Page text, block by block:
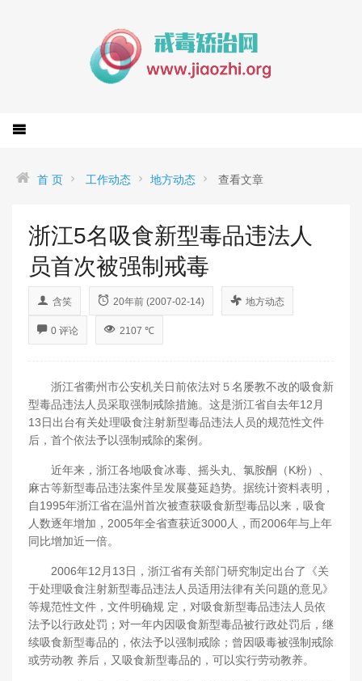
首 页 工作动态 地方动态 查看文章
浙江5名吸食新型毒品违法人
员首次被强制戒毒
含笑 20年前 (2007-02-14) 地方动态
0 评论 2107 ℃
浙江省衢州市公安机关日前依法对５名屡教不改的吸食新
型毒品违法人员采取强制戒除措施。这是浙江省自去年12月
13日出台有关处理吸食注射新型毒品违法人员的规范性文件
后，首个依法予以强制戒除的案例。
近年来，浙江各地吸食冰毒、摇头丸、氯胺酮（K粉）、
麻古等新型毒品违法案件呈发展蔓延趋势。据统计资料表明，
自1995年浙江省在温州首次被查获吸食新型毒品以来，吸食
人数逐年增加，2005年全省查获近3000人，而2006年与上年
同比增加近一倍。
2006年12月13日，浙江省有关部门研究制定出台了《关
于处理吸食注射新型毒品违法人员适用法律有关问题的意见》
等规范性文件，文件明确规 定，对吸食新型毒品违法人员依
法予以行政处罚；对一年内因吸食新型毒品被行政处罚后，继
续吸食新型毒品的，依法予以强制戒除；曾因吸毒被强制戒除
或劳动教 养后，又吸食新型毒品的，可以实行劳动教养。